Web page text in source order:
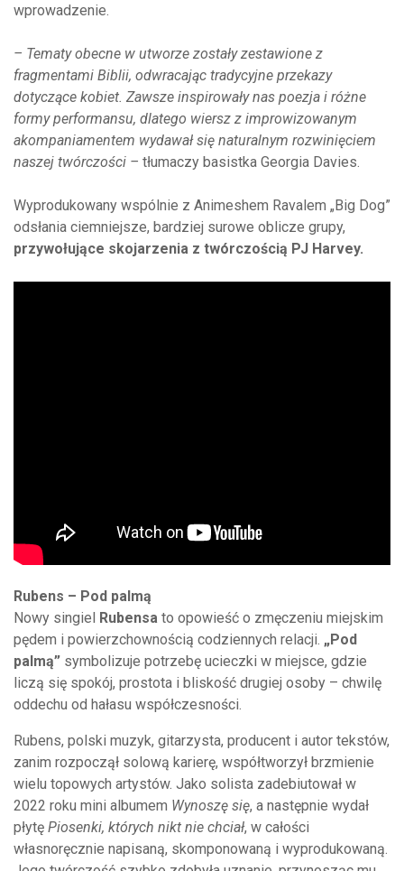
wprowadzenie.
– Tematy obecne w utworze zostały zestawione z
fragmentami Biblii, odwracając tradycyjne przekazy
dotyczące kobiet. Zawsze inspirowały nas poezja i różne
formy performansu, dlatego wiersz z improwizowanym
akompaniamentem wydawał się naturalnym rozwinięciem
naszej twórczości – tłumaczy basistka Georgia Davies.
Wyprodukowany wspólnie z Animeshem Ravalem „Big Dog”
odsłania ciemniejsze, bardziej surowe oblicze grupy,
przywołujące skojarzenia z twórczością PJ Harvey.
Rubens – Pod palmą
Nowy singiel Rubensa to opowieść o zmęczeniu miejskim
pędem i powierzchownością codziennych relacji. „Pod
palmą” symbolizuje potrzebę ucieczki w miejsce, gdzie
liczą się spokój, prostota i bliskość drugiej osoby – chwilę
oddechu od hałasu współczesności.
Rubens, polski muzyk, gitarzysta, producent i autor tekstów,
zanim rozpoczął solową karierę, współtworzył brzmienie
wielu topowych artystów. Jako solista zadebiutował w
2022 roku mini albumem Wynoszę się, a następnie wydał
płytę Piosenki, których nikt nie chciał, w całości
własnoręcznie napisaną, skomponowaną i wyprodukowaną.